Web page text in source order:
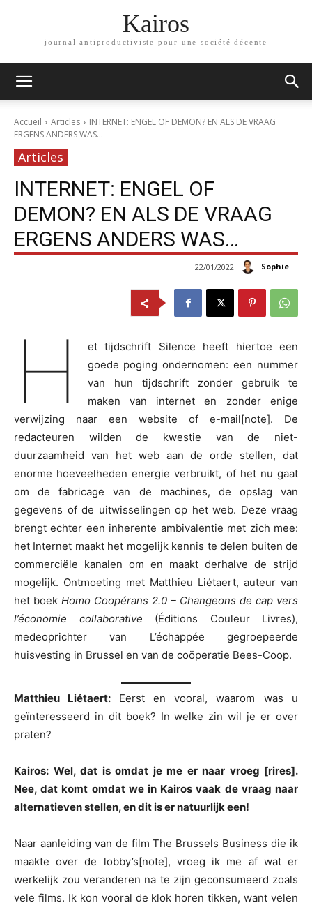
Kairos
journal antiproductiviste pour une société décente
Accueil Articles
INTERNET: ENGEL OF DEMON? EN ALS DE VRAAG
ERGENS ANDERS WAS...
Articles
INTERNET: ENGEL OF
DEMON? EN ALS DE VRAAG
ERGENS ANDERS WAS…
Sophie
22/01/2022
H
et tijdschrift Silence heeft hiertoe een
goede poging ondernomen: een nummer
van hun tijdschrift zonder gebruik te
maken van internet en zonder enige
verwijzing naar een website of e-mail[note]. De
redacteuren wilden de kwestie van de niet-
duurzaamheid van het web aan de orde stellen, dat
enorme hoeveelheden energie verbruikt, of het nu gaat
om de fabricage van de machines, de opslag van
gegevens of de uitwisselingen op het web. Deze vraag
brengt echter een inherente ambivalentie met zich mee:
het Internet maakt het mogelijk kennis te delen buiten de
commerciële kanalen om en maakt derhalve de strijd
mogelijk. Ontmoeting met Matthieu Liétaert, auteur van
het boek Homo Coopérans 2.0 – Changeons de cap vers
l’économie collaborative (Éditions Couleur Livres),
medeoprichter van L’échappée gegroepeerde
huisvesting in Brussel en van de coöperatie Bees-Coop.
Matthieu Liétaert: Eerst en vooral, waarom was u
geïnteresseerd in dit boek? In welke zin wil je er over
praten?
Kairos: Wel, dat is omdat je me er naar vroeg [rires].
Nee, dat komt omdat we in Kairos vaak de vraag naar
alternatieven stellen, en dit is er natuurlijk een!
Naar aanleiding van de film The Brussels Business die ik
maakte over de lobby’s[note], vroeg ik me af wat er
werkelijk zou veranderen na te zijn geconsumeerd zoals
vele films. Ik kon vooral de klok horen tikken, want velen